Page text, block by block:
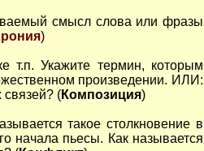
смысл слова или фразы
)
т.п. Укажите термин, которым
произведении. ИЛИ:
связей? (Композиция)
такое столкновение в
начала пьесы. Как называется